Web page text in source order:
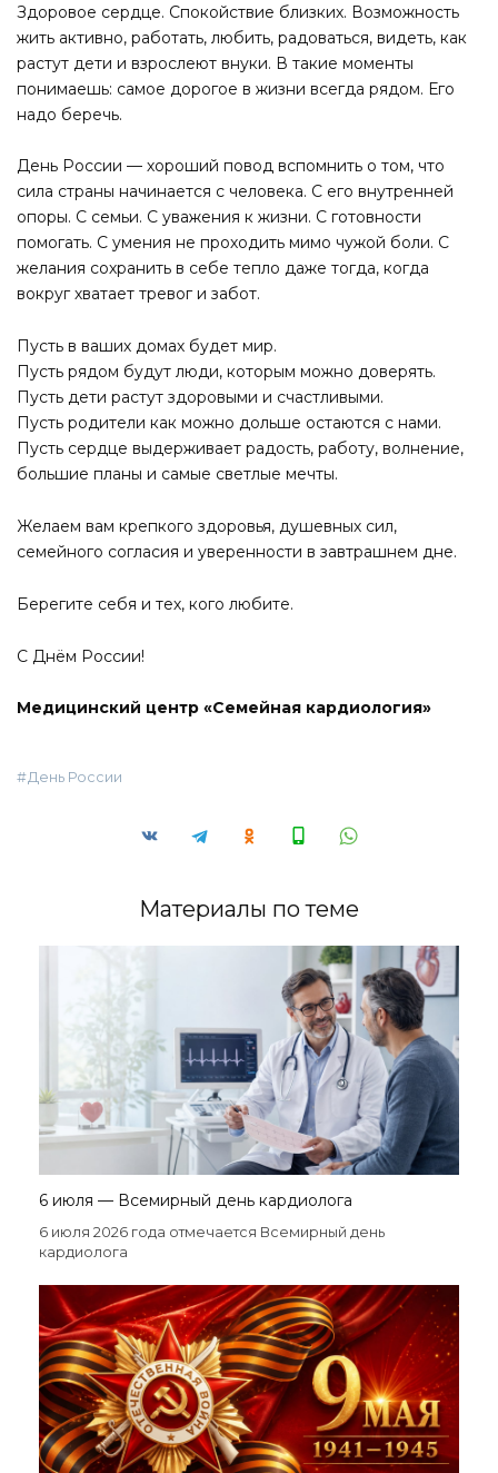
Здоровое сердце. Спокойствие близких. Возможность
жить активно, работать, любить, радоваться, видеть, как
растут дети и взрослеют внуки. В такие моменты
понимаешь: самое дорогое в жизни всегда рядом. Его
надо беречь.
День России — хороший повод вспомнить о том, что
сила страны начинается с человека. С его внутренней
опоры. С семьи. С уважения к жизни. С готовности
помогать. С умения не проходить мимо чужой боли. С
желания сохранить в себе тепло даже тогда, когда
вокруг хватает тревог и забот.
Пусть в ваших домах будет мир.
Пусть рядом будут люди, которым можно доверять.
Пусть дети растут здоровыми и счастливыми.
Пусть родители как можно дольше остаются с нами.
Пусть сердце выдерживает радость, работу, волнение,
большие планы и самые светлые мечты.
Желаем вам крепкого здоровья, душевных сил,
семейного согласия и уверенности в завтрашнем дне.
Берегите себя и тех, кого любите.
С Днём России!
Медицинский центр «Семейная кардиология»
День России
Материалы по теме
6 июля — Всемирный день кардиолога
6 июля 2026 года отмечается Всемирный день
кардиолога